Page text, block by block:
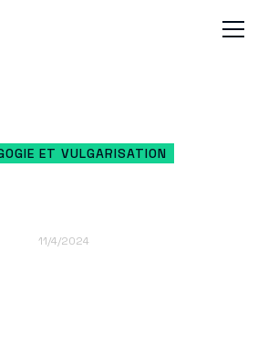
ET VULGARISATION
11/4/2024